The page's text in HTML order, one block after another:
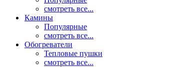
смотреть все...
Камины
Популярные
смотреть все...
Обогреватели
Тепловые пушки
смотреть все...